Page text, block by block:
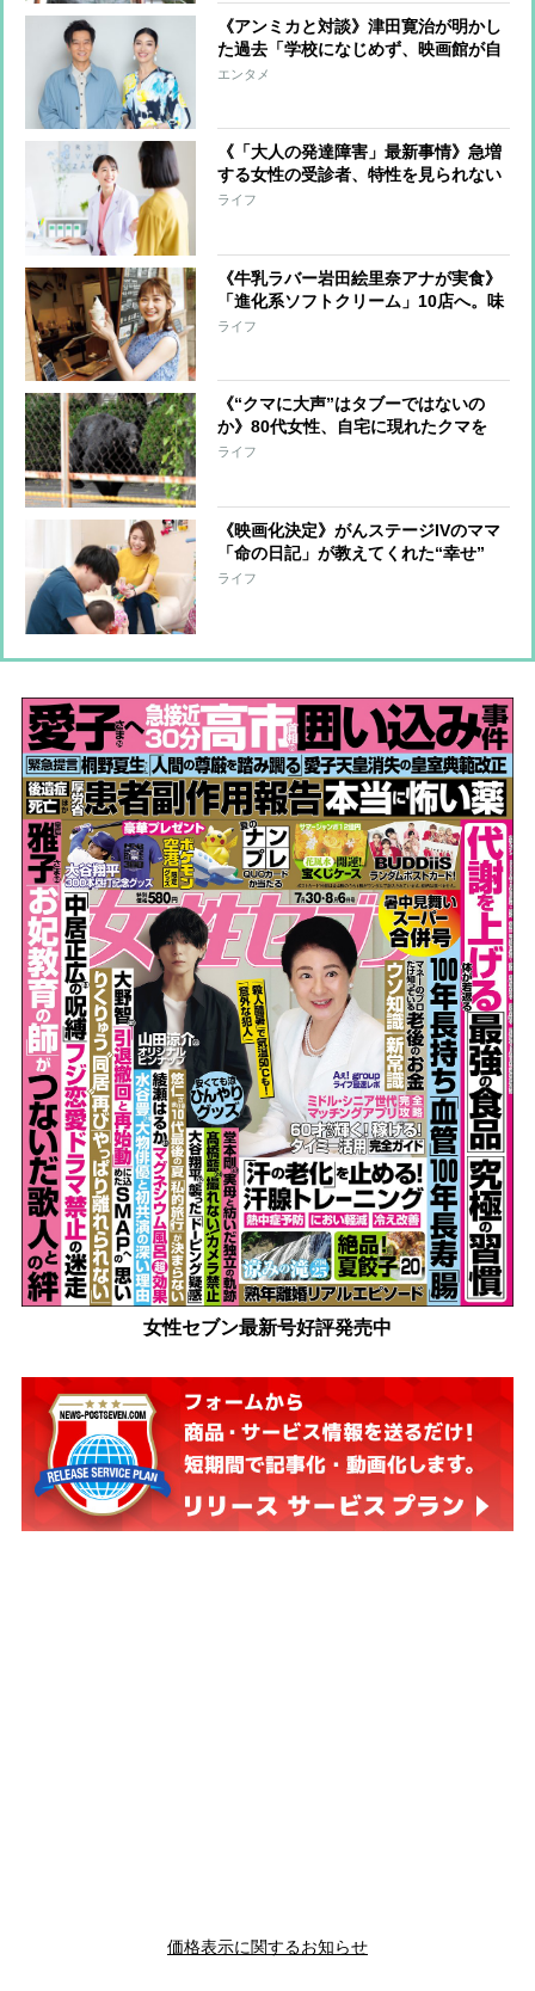
《アンミカと対談》津田寛治が明かし
た過去「学校になじめず、映画館が自
分の救いの居場所だった」
エンタメ
《「大人の発達障害」最新事情》急増
する女性の受診者、特性を見られない
ように振る舞う“過剰適応”によって早
ライフ
《牛乳ラバー岩田絵里奈アナが実食》
「進化系ソフトクリーム」10店へ。味
だけでなくビジュアルにも注目！
ライフ
《“クマに大声”はタブーではないの
か》80代女性、自宅に現れたクマを
「なめんなよ！」と金切り声で撃退
ライフ
《映画化決定》がんステージIVのママ
「命の日記」が教えてくれた“幸せ”
「なんでもない、ありきたりな普通の
ライフ
女性セブン最新号好評発売中
価格表示に関するお知らせ